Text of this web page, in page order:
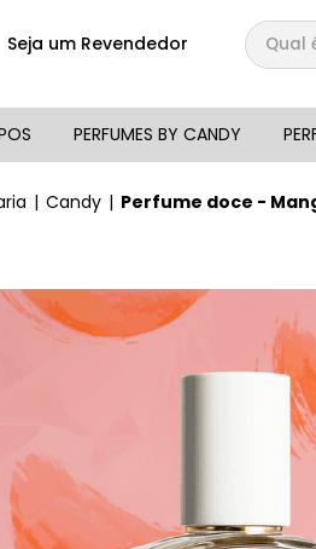
Seja um Revendedor
Qual é
PERFUMES BY CANDY
Candy Perfume doce -
1 º
144
3
146
5º
212
6º
105
10º